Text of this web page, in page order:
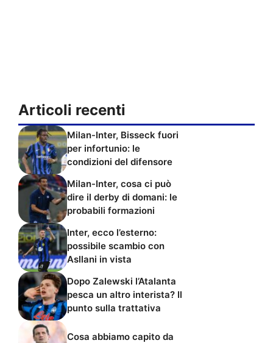
Articoli recenti
Milan-Inter, Bisseck fuori
per infortunio: le
condizioni del difensore
Milan-Inter, cosa ci può
dire il derby di domani: le
probabili formazioni
Inter, ecco l’esterno:
possibile scambio con
Asllani in vista
Dopo Zalewski l’Atalanta
pesca un altro interista? Il
punto sulla trattativa
Cosa abbiamo capito da